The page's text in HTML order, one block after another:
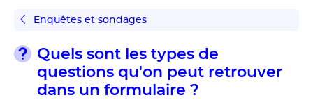
Enquêtes et sondages
Quels sont les types de
questions qu'on peut retrouver
dans un formulaire ?